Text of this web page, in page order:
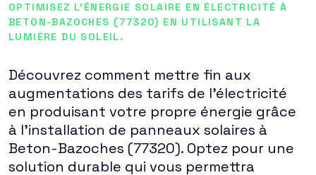
OPTIMISEZ L'ÉNERGIE SOLAIRE EN ÉLECTRICITÉ À
BETON-BAZOCHES (77320) EN UTILISANT LA
LUMIÈRE DU SOLEIL.
Découvrez comment mettre fin aux
augmentations des tarifs de l'électricité
en produisant votre propre énergie grâce
à l'installation de panneaux solaires à
Beton-Bazoches (77320). Optez pour une
solution durable qui vous permettra